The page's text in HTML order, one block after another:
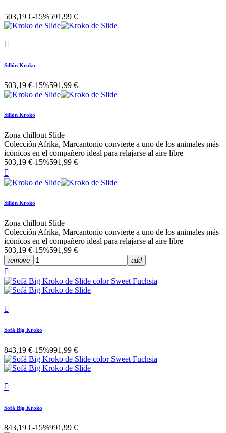
503,19 €-15%591,99 €

Sillón Kroko
503,19 €-15%591,99 €
Sillón Kroko
Zona chillout Slide
Colección Afrika, Marcantonio convierte a uno de los animales más
icónicos en el compañero ideal para relajarse al aire libre
503,19 €-15%591,99 €

Sillón Kroko
Zona chillout Slide
Colección Afrika, Marcantonio convierte a uno de los animales más
icónicos en el compañero ideal para relajarse al aire libre
503,19 €-15%591,99 €
remove add


Sofá Big Kroko
843,19 €-15%991,99 €

Sofá Big Kroko
843,19 €-15%991,99 €